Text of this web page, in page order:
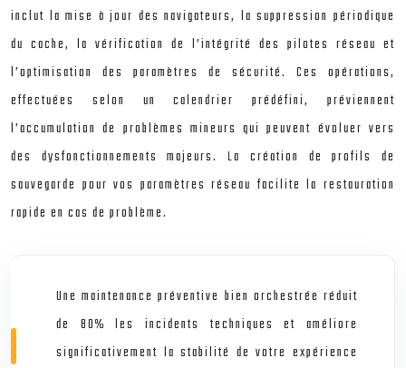
inclut la mise à jour des navigateurs, la suppression périodique
du cache, la vérification de l’intégrité des pilotes réseau et
l’optimisation des paramètres de sécurité. Ces opérations,
effectuées selon un calendrier prédéfini, préviennent
l’accumulation de problèmes mineurs qui peuvent évoluer vers
des dysfonctionnements majeurs. La création de profils de
sauvegarde pour vos paramètres réseau facilite la restauration
rapide en cas de problème.
Une maintenance préventive bien orchestrée réduit
de 80% les incidents techniques et améliore
significativement la stabilité de votre expérience